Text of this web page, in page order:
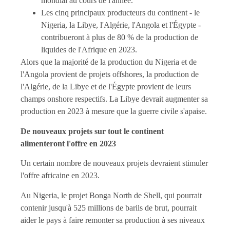
Les cinq principaux producteurs du continent - le
Nigeria, la Libye, l'Algérie, l'Angola et l'Égypte -
contribueront à plus de 80 % de la production de
liquides de l'Afrique en 2023.
Alors que la majorité de la production du Nigeria et de
l'Angola provient de projets offshores, la production de
l'Algérie, de la Libye et de l'Égypte provient de leurs
champs onshore respectifs. La Libye devrait augmenter sa
production en 2023 à mesure que la guerre civile s'apaise.
De nouveaux projets sur tout le continent
alimenteront l'offre en 2023
Un certain nombre de nouveaux projets devraient stimuler
l'offre africaine en 2023.
Au Nigeria, le projet Bonga North de Shell, qui pourrait
contenir jusqu'à 525 millions de barils de brut, pourrait
aider le pays à faire remonter sa production à ses niveaux